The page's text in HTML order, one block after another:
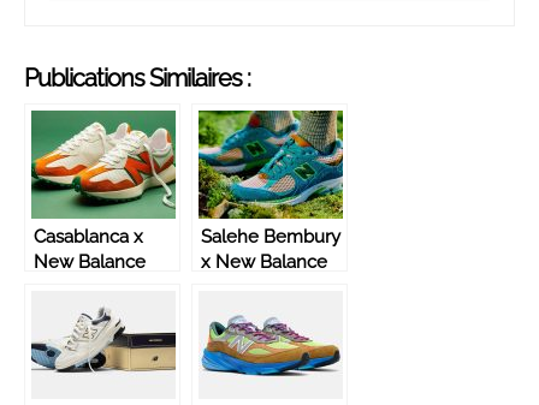
Publications Similaires :
Casablanca x
New Balance
‘’Orange’’ –
MS327CBB
Salehe Bembury
x New Balance
The Guide’’ –
ML2002RJ